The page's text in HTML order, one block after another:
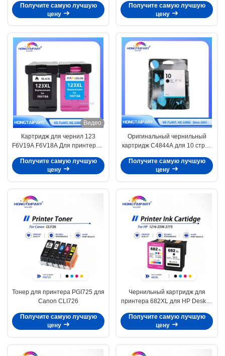
400 800 Sg400 Sg800 Sg400na
Sg400EU Sg800na
Получите самую лучшую
цену
Получите самую лучшую
цену
Видео
Картридж для чернил 123
F6V19A F6V18A Для принтера и
2130 2620 2630 2632
Получите самую лучшую
цену
Оригинальный чернильный
картридж C4844A для 10 струй
9120 9130 Черный
HONGTAIPART
Получите самую лучшую
цену
Тонер для принтера PGI725 для
Canon CLI726
Получите самую лучшую
цену
Чернильный картридж для
принтера 682XL для HP Deskjet
Получите самую лучшую
цену